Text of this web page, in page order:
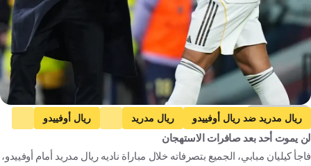
Getty Images
ريال مدريد ضد ريال أوفييدو ريال مدريد
ريال أوفييدو
الدوري الإسباني
كيليان مبابي
إسبانيا
كرة قدم
لن يموت أحد بعد صافرات الاستهجان
فاجأ كيليان مبابي، الجميع بتصرفاته خلال مباراة ناديه ريال مدريد أمام أوفييدو،